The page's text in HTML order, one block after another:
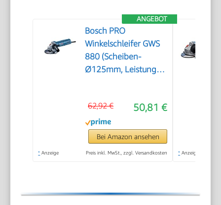
ANGEBOT
Bosch PRO
Winkelschleifer GWS
880 (Scheiben-
Ø125mm, Leistung
11.000 min-1, inkl.
Zusatzgriff,
Schutzhaube,
Spannmutter,
Aufnahmeflansch,
50,81 €
62,92 €
Bei Amazon ansehen
* Anzeige Preis inkl. MwSt., zzgl. Versandkosten * Anzeige